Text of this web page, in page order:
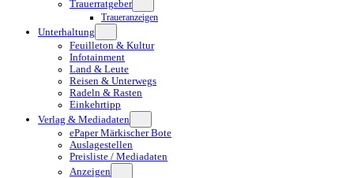
Trauerratgeber
Traueranzeigen
Unterhaltung
Feuilleton & Kultur
Infotainment
Land & Leute
Reisen & Unterwegs
Radeln & Rasten
Einkehrtipp
Verlag & Mediadaten
ePaper Märkischer Bote
Auslagestellen
Preisliste / Mediadaten
Anzeigen